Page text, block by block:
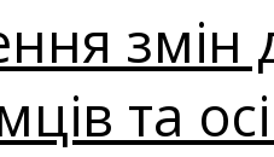
змін
та